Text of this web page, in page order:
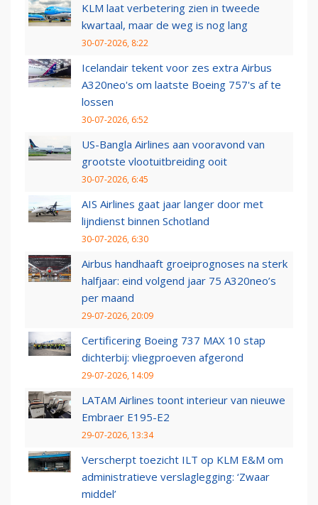
KLM laat verbetering zien in tweede
kwartaal, maar de weg is nog lang
30-07-2026, 8:22
Icelandair tekent voor zes extra Airbus
A320neo's om laatste Boeing 757's af te
lossen
30-07-2026, 6:52
US-Bangla Airlines aan vooravond van
grootste vlootuitbreiding ooit
30-07-2026, 6:45
AIS Airlines gaat jaar langer door met
lijndienst binnen Schotland
30-07-2026, 6:30
Airbus handhaaft groeiprognoses na sterk
halfjaar: eind volgend jaar 75 A320neo’s
per maand
29-07-2026, 20:09
Certificering Boeing 737 MAX 10 stap
dichterbij: vliegproeven afgerond
29-07-2026, 14:09
LATAM Airlines toont interieur van nieuwe
Embraer E195-E2
29-07-2026, 13:34
Verscherpt toezicht ILT op KLM E&M om
administratieve verslaglegging: ‘Zwaar
middel’